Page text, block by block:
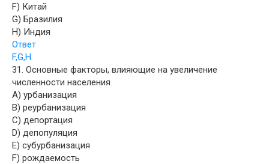
F) Китай
G) Бразилия
H) Индия
Ответ
F,G,H
31. Основные факторы, влияющие на увеличение
численности населения
A) урбанизация
B) реурбанизация
C) депортация
D) депопуляция
E) субурбанизация
F) рождаемость